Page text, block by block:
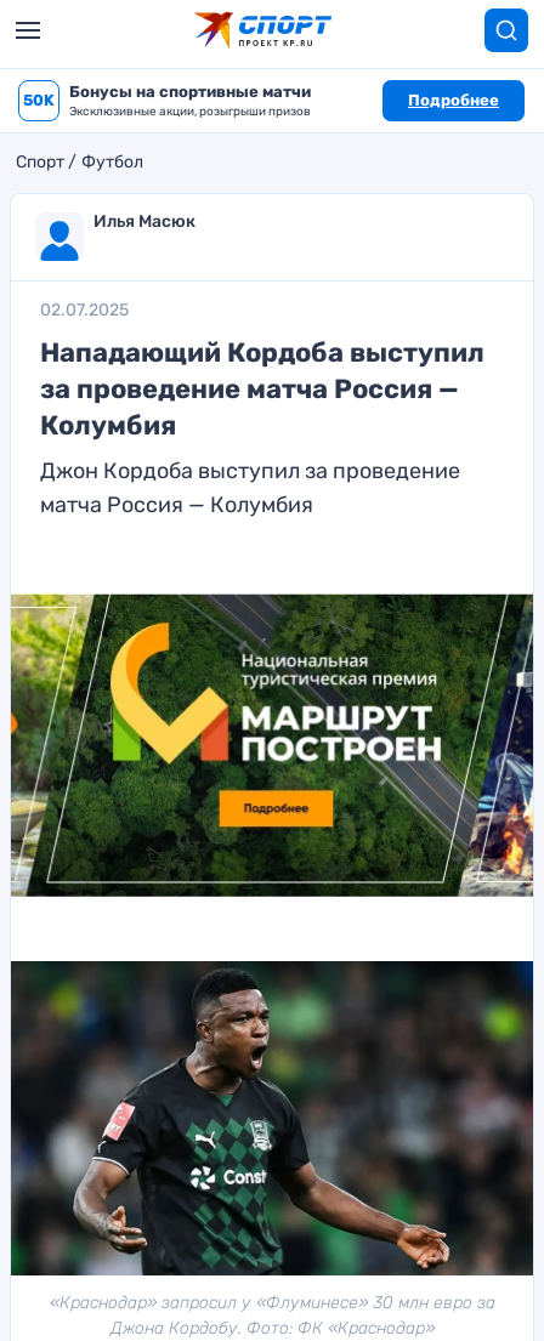
50K Бонусы на спортивные матчи
Эксклюзивные акции, розыгрыши призов
Подробнее
Спорт Футбол
Илья Масюк
02.07.2025
Нападающий Кордоба выступил
за проведение матча Россия —
Колумбия
Джон Кордоба выступил за проведение
матча Россия — Колумбия
«Краснодар» запросил у «Флуминесе» 30 млн евро за
Джона Кордобу. Фото: ФК «Краснодар»